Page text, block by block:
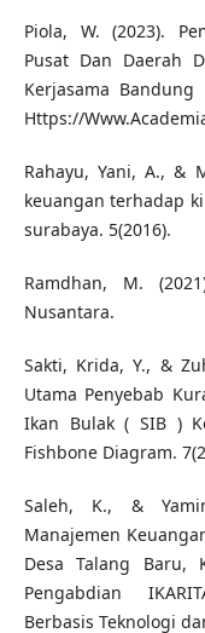
Piola, W. (2023).
Pusat Dan Daerah
Kerjasama Bandung
Https://
Rahayu, Yani, A., &
keuangan terhadap
surabaya. 5(2016).
Ramdhan, M.
Nusantara.
Sakti, Krida, Y., &
Utama Penyebab
Ikan Bulak ( SIB )
Fishbone Diagram.
Saleh, K., &
Manajemen
Desa Talang Baru,
Pengabdian
Berbasis Teknologi